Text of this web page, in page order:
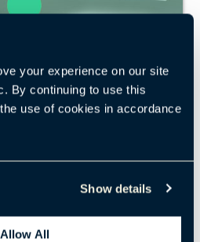
your experience on our site
By continuing to use this
use of cookies in accordance
Show details
Allow All